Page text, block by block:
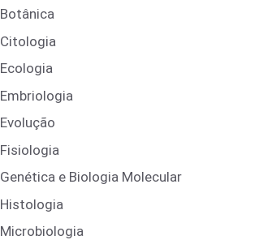
Botânica
Citologia
Ecologia
Embriologia
Evolução
Fisiologia
Genética e Biologia Molecular
Histologia
Microbiologia